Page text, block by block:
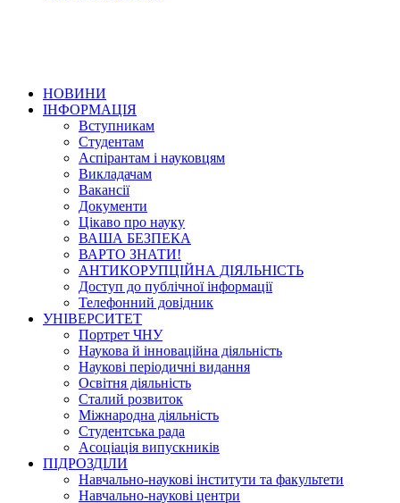
НОВИНИ
ІНФОРМАЦІЯ
Вступникам
Студентам
Аспірантам і науковцям
Викладачам
Вакансії
Документи
Цікаво про науку
ВАША БЕЗПЕКА
ВАРТО ЗНАТИ!
АНТИКОРУПЦІЙНА ДІЯЛЬНІСТЬ
Доступ до публічної інформації
Телефонний довідник
УНІВЕРСИТЕТ
Портрет ЧНУ
Наукова й інноваційна діяльність
Наукові періодичні видання
Освітня діяльність
Сталий розвиток
Міжнародна діяльність
Студентська рада
Асоціація випускників
ПІДРОЗДІЛИ
Навчально-наукові інститути та факультети
Навчально-наукові центри